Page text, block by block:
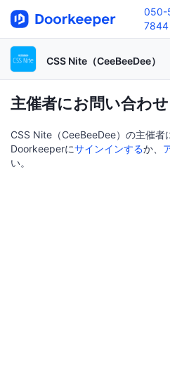
050-
7844
CSS Nite（CeeBeeDee）
主催者にお問い合わせ
CSS Nite（CeeBeeDee）の主催者
Doorkeeperにサインインするか、
い。